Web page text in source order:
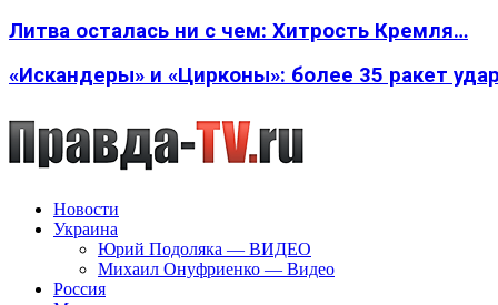
Литва осталась ни с чем: Хитрость Кремля…
«Искандеры» и «Цирконы»: более 35 ракет
Новости
Украина
Юрий Подоляка — ВИДЕО
Михаил Онуфриенко — Видео
Россия